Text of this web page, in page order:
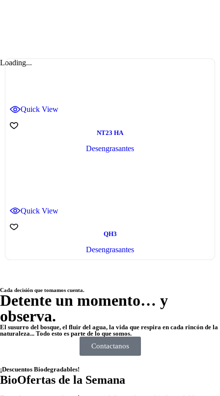
Loading...
Quick View
NT23 HA
Desengrasantes
Quick View
QH3
Desengrasantes
Cada decisión que tomamos cuenta.
Detente un momento… y
observa.
El susurro del bosque, el fluir del agua, la vida que respira en cada rincón de la
naturaleza... Todo esto es parte de lo que somos.
Contactanos
¡Descuentos Biodegradables!
BioOfertas de la Semana